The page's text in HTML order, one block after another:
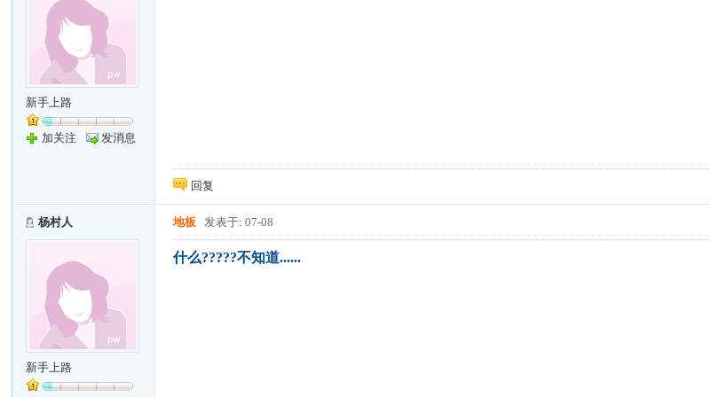
新手上路
加关注 发消息
回复
杨村人
新手上路
地板 发表于: 07-08
什么?????不知道......